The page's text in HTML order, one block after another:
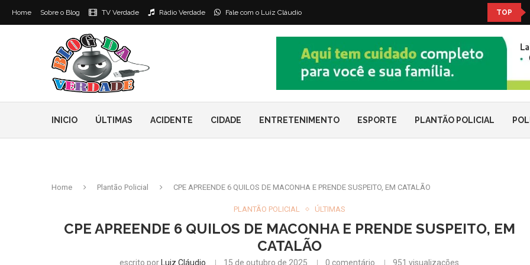
Home Sobre o Blog TV Verdade Rádio Verdade Fale com o Luiz Cláudio TOP
INICIO ÚLTIMAS ACIDENTE CIDADE ENTRETENIMENTO ESPORTE PLANTÃO POLICIAL
Home Plantão Policial CPE APREENDE 6 QUILOS DE MACONHA E PRENDE SUSPEITO, EM CATALÃO
PLANTÃO POLICIAL ÚLTIMAS
CPE APREENDE 6 QUILOS DE MACONHA E PRENDE SUSPEITO, EM
CATALÃO
escrito por Luiz Cláudio 15 de outubro de 2025 0 comentário 951 visualizações